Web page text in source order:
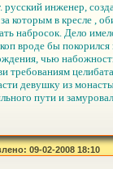
русский инженер,
которым в кресле ,
набросок. Дело
вроде бы
чью
требованиям
девушку из
пути и
09-02-2008 18:10